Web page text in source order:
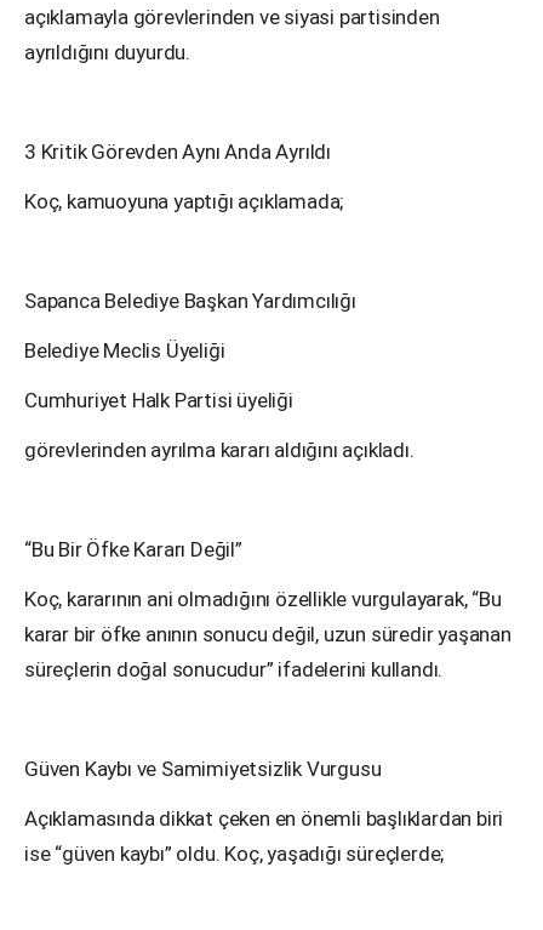
açıklamayla görevlerinden ve siyasi partisinden
ayrıldığını duyurdu.
3 Kritik Görevden Aynı Anda Ayrıldı
Koç, kamuoyuna yaptığı açıklamada;
Sapanca Belediye Başkan Yardımcılığı
Belediye Meclis Üyeliği
Cumhuriyet Halk Partisi üyeliği
görevlerinden ayrılma kararı aldığını açıkladı.
“Bu Bir Öfke Kararı Değil”
Koç, kararının ani olmadığını özellikle vurgulayarak, “Bu
karar bir öfke anının sonucu değil, uzun süredir yaşanan
süreçlerin doğal sonucudur” ifadelerini kullandı.
Güven Kaybı ve Samimiyetsizlik Vurgusu
Açıklamasında dikkat çeken en önemli başlıklardan biri
ise “güven kaybı” oldu. Koç, yaşadığı süreçlerde;